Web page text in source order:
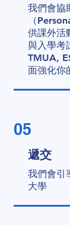
我們會協
（
供課外活
與入學考
TMUA,
面強化你
05
遞交
我們會引
大學